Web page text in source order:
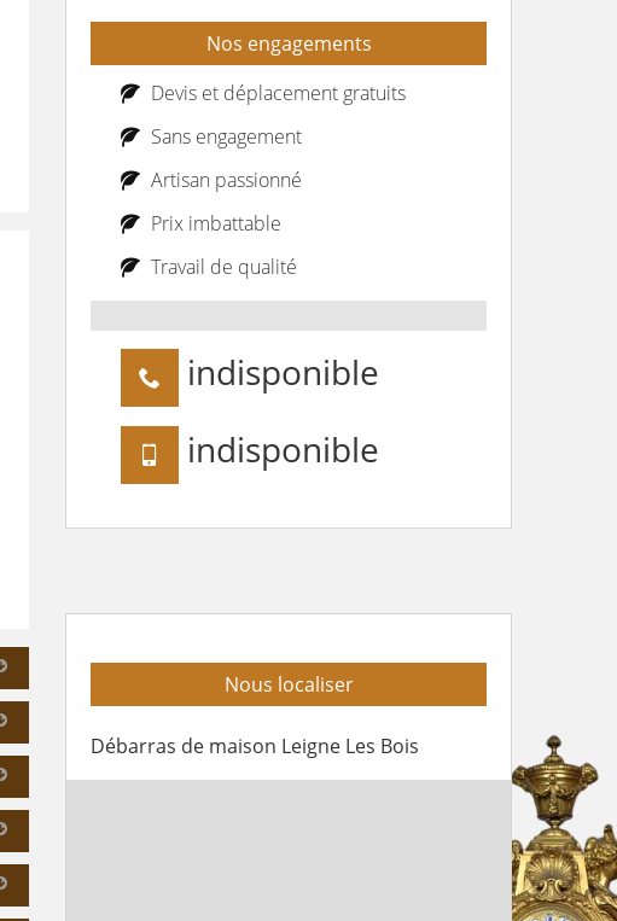
Nos engagements
Devis et déplacement gratuits
Sans engagement
Artisan passionné
Prix imbattable
Travail de qualité
indisponible
indisponible
Nous localiser
Débarras de maison Leigne Les Bois